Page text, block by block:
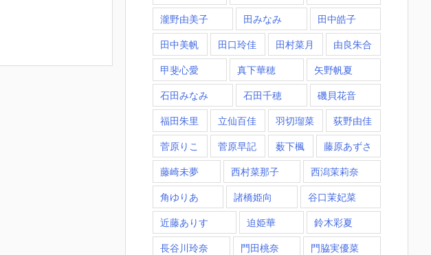
瀧野由美子 田みなみ 田中皓子
田中美帆 田口玲佳 田村菜月 由良朱合
甲斐心愛 真下華穂 矢野帆夏
石田みなみ 石田千穂 磯貝花音
福田朱里 立仙百佳 羽切瑠菜 荻野由佳
菅原りこ 菅原早記 薮下楓 藤原あずさ
藤崎未夢 西村菜那子 西潟茉莉奈
角ゆりあ 諸橋姫向 谷口茉妃菜
近藤ありす 迫姫華 鈴木彩夏
長谷川玲奈 門田桃奈 門脇実優菜